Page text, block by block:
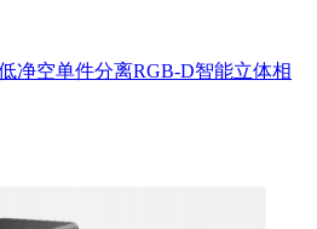
净空单件分离RGB-D智能立体相